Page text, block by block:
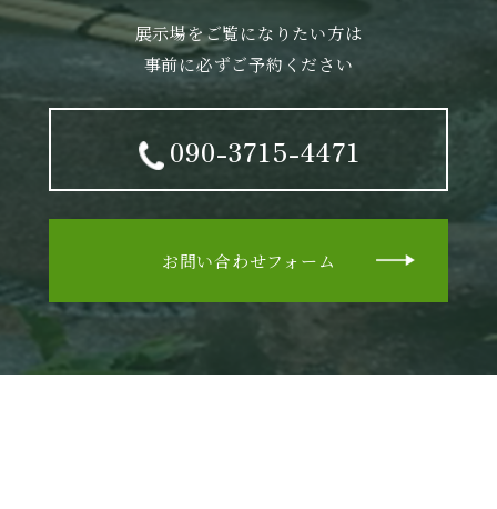
展示場をご覧になりたい方は
事前に必ずご予約ください
090-3715-4471
お問い合わせフォーム